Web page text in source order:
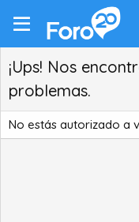
¡Ups! Nos
problemas.
No estás autorizado a